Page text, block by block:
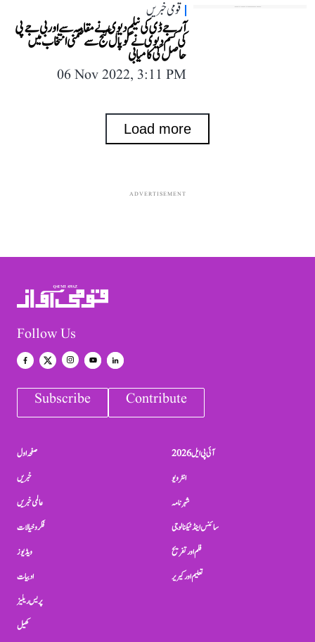
قومی خبریں
آر جے ڈی کی نیلم دیوی نے مقامہ سے اور بی جے پی
کی کسم دیوی نے گوپال گنج سے ضمنی انتخاب میں
حاصل کی کامیابی
06 Nov 2022, 3:11 PM
Load more
ADVERTISEMENT
Follow Us
Subscribe Contribute
صفحہ اول
خبریں
عالمی خبریں
فکر و خیالات
ویڈیوز
ادبیات
پریس ریلیز
کھیل
آئی پی ایل 2026
انٹرویو
شہرنامہ
سائنس اینڈ ٹیکنالوجی
فلم اور تفریح
تعلیم اور کیریر